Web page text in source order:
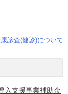
診査(健診)について
入支援事業補助金